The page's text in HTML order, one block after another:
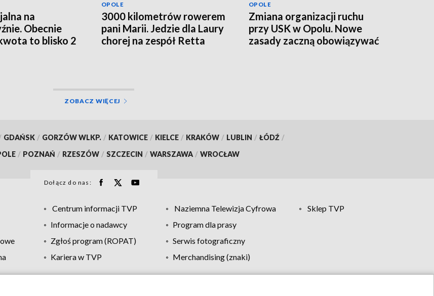
na
Obecnie
to blisko 2
OPOLE
3000 kilometrów rowerem
pani Marii. Jedzie dla Laury
chorej na zespół Retta
OPOLE
Zmiana organizacji ruchu
przy USK w Opolu. Nowe
zasady zaczną obowiązywać
ZOBACZ WIĘCEJ
GDAŃSK / GORZÓW WLKP. / KATOWICE / KIELCE / KRAKÓW / LUBLIN / ŁÓDŹ /
/ POZNAŃ / RZESZÓW / SZCZECIN / WARSZAWA / WROCŁAW
Dołącz do nas:
Centrum informacji TVP Naziemna Telewizja Cyfrowa
Sklep TVP
Informacje o nadawcy
Program dla prasy
Zgłoś program (ROPAT)
Serwis fotograficzny
Kariera w TVP
Merchandising (znaki)